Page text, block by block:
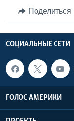
Поделиться
СОЦИАЛЬНЫЕ СЕТИ
ГОЛОС АМЕРИКИ